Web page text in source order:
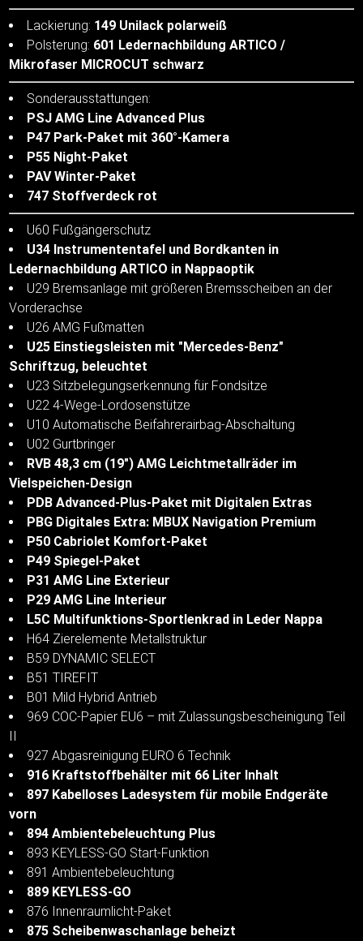
Lackierung: 149 Unilack polarweiß
Polsterung: 601 Ledernachbildung ARTICO /
Mikrofaser MICROCUT schwarz
Sonderausstattungen:
PSJ AMG Line Advanced Plus
P47 Park-Paket mit 360°-Kamera
P55 Night-Paket
PAV Winter-Paket
747 Stoffverdeck rot
U60 Fußgängerschutz
U34 Instrumententafel und Bordkanten in
Ledernachbildung ARTICO in Nappaoptik
U29 Bremsanlage mit größeren Bremsscheiben an der
Vorderachse
U26 AMG Fußmatten
U25 Einstiegsleisten mit "Mercedes-Benz"
Schriftzug, beleuchtet
U23 Sitzbelegungserkennung für Fondsitze
U22 4-Wege-Lordosenstütze
U10 Automatische Beifahrerairbag-Abschaltung
U02 Gurtbringer
RVB 48,3 cm (19") AMG Leichtmetallräder im
Vielspeichen-Design
PDB Advanced-Plus-Paket mit Digitalen Extras
PBG Digitales Extra: MBUX Navigation Premium
P50 Cabriolet Komfort-Paket
P49 Spiegel-Paket
P31 AMG Line Exterieur
P29 AMG Line Interieur
L5C Multifunktions-Sportlenkrad in Leder Nappa
H64 Zierelemente Metallstruktur
B59 DYNAMIC SELECT
B51 TIREFIT
B01 Mild Hybrid Antrieb
969 COC-Papier EU6 – mit Zulassungsbescheinigung Teil
II
927 Abgasreinigung EURO 6 Technik
916 Kraftstoffbehälter mit 66 Liter Inhalt
897 Kabelloses Ladesystem für mobile Endgeräte
vorn
894 Ambientebeleuchtung Plus
893 KEYLESS-GO Start-Funktion
891 Ambientebeleuchtung
889 KEYLESS-GO
876 Innenraumlicht-Paket
875 Scheibenwaschanlage beheizt